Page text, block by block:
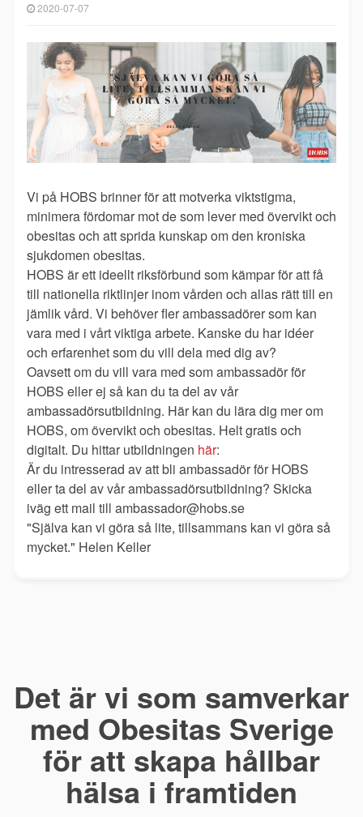
2020-07-07
Vi på HOBS brinner för att motverka viktstigma,
minimera fördomar mot de som lever med övervikt och
obesitas och att sprida kunskap om den kroniska
sjukdomen obesitas.
HOBS är ett ideellt riksförbund som kämpar för att få
till nationella riktlinjer inom vården och allas rätt till en
jämlik vård. Vi behöver fler ambassadörer som kan
vara med i vårt viktiga arbete. Kanske du har idéer
och erfarenhet som du vill dela med dig av?
Oavsett om du vill vara med som ambassadör för
HOBS eller ej så kan du ta del av vår
ambassadörsutbildning. Här kan du lära dig mer om
HOBS, om övervikt och obesitas. Helt gratis och
digitalt. Du hittar utbildningen här:
Är du intresserad av att bli ambassadör för HOBS
eller ta del av vår ambassadörsutbildning? Skicka
iväg ett mail till ambassador@hobs.se
"Själva kan vi göra så lite, tillsammans kan vi göra så
mycket." Helen Keller
Det är vi som samverkar
med Obesitas Sverige
för att skapa hållbar
hälsa i framtiden